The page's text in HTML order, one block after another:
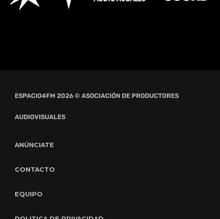
ESPACIO4FM 2026 © ASOCIACIÓN DE PRODUCTORES
AUDIOVISUALES
ANÚNCIATE
CONTACTO
EQUIPO